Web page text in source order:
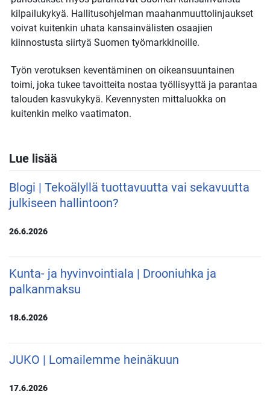
kilpailukykyä. Hallitusohjelman maahanmuuttolinjaukset
voivat kuitenkin uhata kansainvälisten osaajien
kiinnostusta siirtyä Suomen työmarkkinoille.
Työn verotuksen keventäminen on oikeansuuntainen
toimi, joka tukee tavoitteita nostaa työllisyyttä ja parantaa
talouden kasvukykyä. Kevennysten mittaluokka on
kuitenkin melko vaatimaton.
Lue lisää
Blogi | Tekoälyllä tuottavuutta vai sekavuutta
julkiseen hallintoon?
26.6.2026
Kunta- ja hyvinvointiala | Drooniuhka ja
palkanmaksu
18.6.2026
JUKO | Lomailemme heinäkuun
17.6.2026